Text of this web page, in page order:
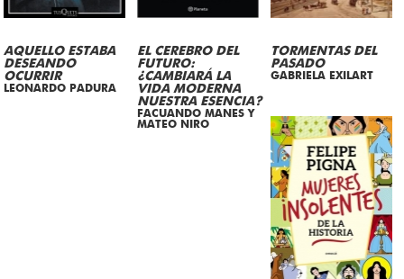
AQUELLO ESTABA
DESEANDO
OCURRIR
LEONARDO PADURA
EL CEREBRO DEL
FUTURO:
¿CAMBIARÁ LA
VIDA MODERNA
NUESTRA ESENCIA?
FACUANDO MANES Y
MATEO NIRO
TORMENTAS DEL
PASADO
GABRIELA EXILART